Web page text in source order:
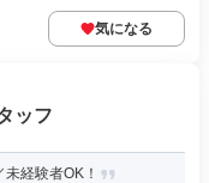
気になる
ッフ
経験者OK！